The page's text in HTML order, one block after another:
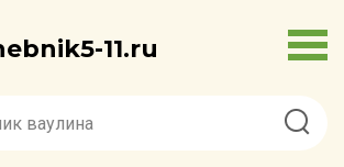
11.ru